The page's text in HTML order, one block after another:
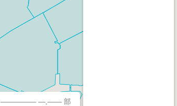
————— —,—— 部